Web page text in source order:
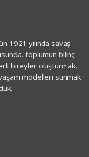
1921 yılında savaş
toplumun bilinç
bireyler oluşturmak,
modelleri sunmak